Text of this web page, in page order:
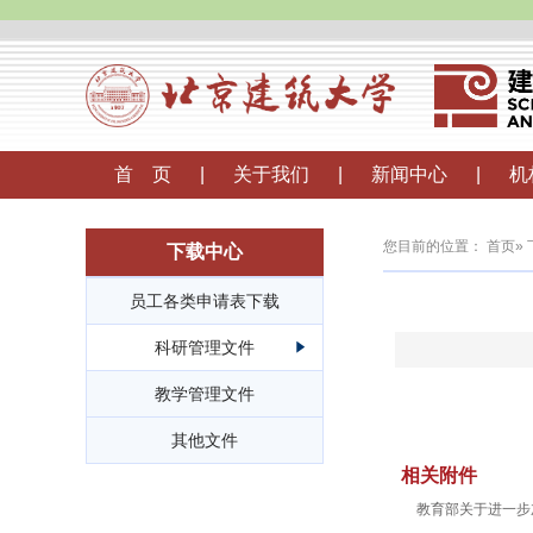
首 页 关于我们 新闻中心 机
下载中心
员工各类申请表下载
科研管理文件
教学管理文件
其他文件
您目前的位置： 首页»
相关附件
教育部关于进一